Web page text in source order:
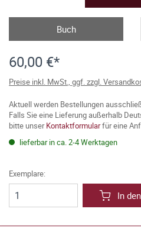
Buch
60,00 €*
Preise inkl. MwSt., ggf. zzgl.
Aktuell werden Bestellungen
Falls Sie eine Lieferung außerhalb
bitte unserKontaktformularfür eine
lieferbar in ca. 2-4 Werktagen
Exemplare:
In